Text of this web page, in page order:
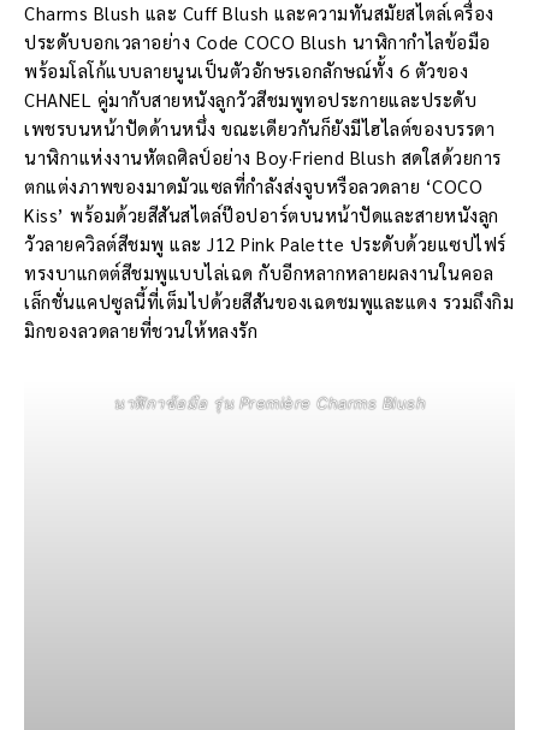
Charms Blush และ Cuff Blush และความทันสมัยสไตล์เครื่อง
ประดับบอกเวลาอย่าง Code COCO Blush นาฬิกากำไลข้อมือ
พร้อมโลโก้แบบลายนูนเป็นตัวอักษรเอกลักษณ์ทั้ง 6 ตัวของ
CHANEL คู่มากับสายหนังลูกวัวสีชมพูทอประกายและประดับ
เพชรบนหน้าปัดด้านหนึ่ง ขณะเดียวกันก็ยังมีไฮไลต์ของบรรดา
นาฬิกาแห่งงานหัตถศิลป์อย่าง Boy·Friend Blush สดใสด้วยการ
ตกแต่งภาพของมาดมัวแซลที่กำลังส่งจูบหรือลวดลาย ‘COCO
Kiss’ พร้อมด้วยสีสันสไตล์ป๊อปอาร์ตบนหน้าปัดและสายหนังลูก
วัวลายควิลต์สีชมพู และ J12 Pink Palette ประดับด้วยแซปไฟร์
ทรงบาแกตต์สีชมพูแบบไล่เฉด กับอีกหลากหลายผลงานในคอล
เล็กชั่นแคปซูลนี้ที่เต็มไปด้วยสีสันของเฉดชมพูและแดง รวมถึงกิม
มิกของลวดลายที่ชวนให้หลงรัก
นาฬิกาข้อมือ รุ่น Première Charms Blush